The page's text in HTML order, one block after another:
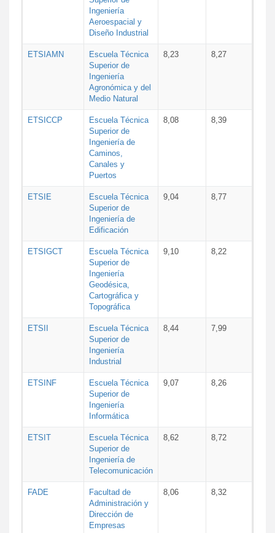
Ingeniería
Aeroespacial y
Diseño Industrial
ETSIAMN
Escuela Técnica
Superior de
Ingeniería
Agronómica y del
Medio Natural
8,23 8,27
ETSICCP
Escuela Técnica
Superior de
Ingeniería de
Caminos,
Canales y
Puertos
8,08 8,39
ETSIE
Escuela Técnica
Superior de
Ingeniería de
Edificación
9,04 8,77
ETSIGCT
Escuela Técnica
Superior de
Ingeniería
Geodésica,
Cartográfica y
Topográfica
9,10 8,22
ETSII
Escuela Técnica
Superior de
Ingeniería
Industrial
8,44 7,99
ETSINF
Escuela Técnica
Superior de
Ingeniería
Informática
9,07 8,26
ETSIT
Escuela Técnica
Superior de
Ingeniería de
Telecomunicación
8,62 8,72
FADE
Facultad de
Administración y
Dirección de
Empresas
8,06 8,32